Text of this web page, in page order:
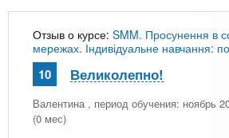
Отзыв о курсе: SMM. Просунення в
мережах. Індивідуальне навчання:
Валентина, период обучения: ноябрь
(0 мес)
10 Великолепно!